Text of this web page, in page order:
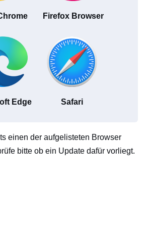
Firefox Browser
Edge Safari
einen der aufgelisteten Browser
bitte ob ein Update dafür vorliegt.